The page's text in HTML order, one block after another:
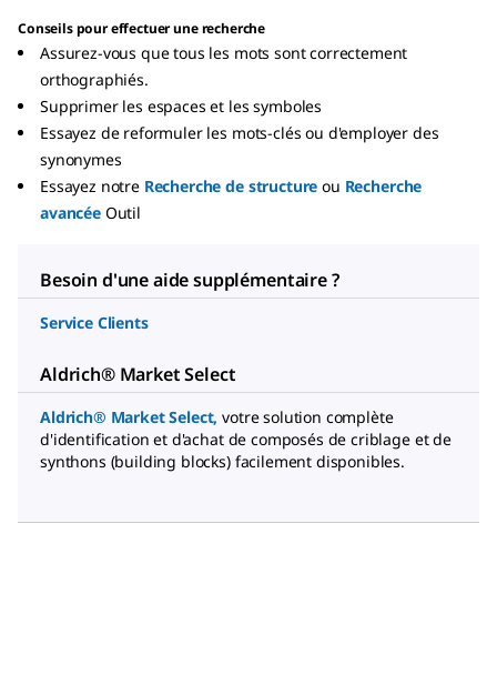
Conseils pour effectuer une recherche
Assurez-vous que tous les mots sont correctement
orthographiés.
Supprimer les espaces et les symboles
Essayez de reformuler les mots-clés ou d'employer des
synonymes
Essayez notre Recherche de structure ou Recherche
avancée Outil
Besoin d'une aide supplémentaire ?
Service Clients
Aldrich® Market Select
Aldrich® Market Select, votre solution complète
d'identification et d'achat de composés de criblage et de
synthons (building blocks) facilement disponibles.